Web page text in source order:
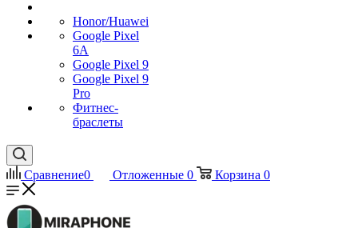
Honor/Huawei
Google Pixel
6A
Google Pixel 9
Google Pixel 9
Pro
Фитнес-
браслеты
Сравнение0 Отложенные 0 Корзина 0